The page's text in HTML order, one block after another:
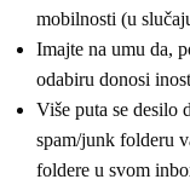
mobilnosti (u
Imajte na umu da,
odabiru donosi
Više puta se desilo
spam/junk folderu
foldere u svom